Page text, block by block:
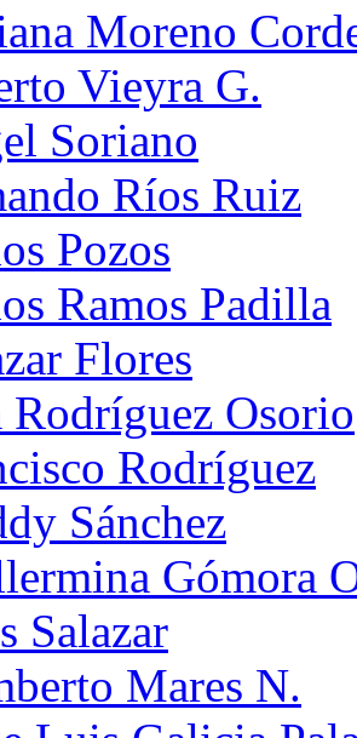
Moreno
Vieyra G.
Soriano
Ríos Ruiz
Pozos
Ramos Padilla
Flores
Rodríguez Osorio
Rodríguez
Sánchez
Gómora
Salazar
Mares N.